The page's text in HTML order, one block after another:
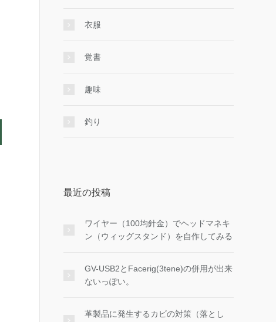
衣服
覚書
趣味
釣り
最近の投稿
ワイヤー（100均針金）でヘッドマネキ
ン（ウィッグスタンド）を自作してみる
GV-USB2とFacerig(3tene)の併用が出来
ないっぽい。
革製品に発生するカビの対策（落とし